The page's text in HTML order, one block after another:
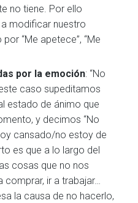
no tiene. Por ello
modificar nuestro
“Me apetece”, “Me
por la emoción: “No
caso supeditamos
estado de ánimo que
y decimos “No
cansado/no estoy de
es que a lo largo del
cosas que no nos
comprar, ir a trabajar…
la causa de no hacerlo,